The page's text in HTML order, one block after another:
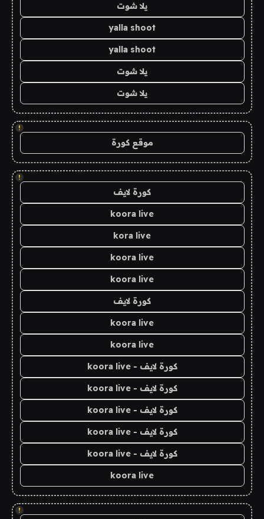
يلا شوت
yalla shoot
yalla shoot
يلا شوت
يلا شوت
!
موقع كورة
!
كورة لايف
koora live
kora live
koora live
koora live
كورة لايف
koora live
koora live
كورة لايف - koora live
كورة لايف - koora live
كورة لايف - koora live
كورة لايف - koora live
كورة لايف - koora live
koora live
!